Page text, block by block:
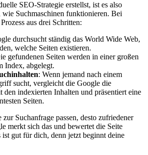
SEO-Strategie erstellst, ist es also
Suchmaschinen funktionieren. Bei
aus drei Schritten:
durchsucht ständig das World Wide Web,
welche Seiten existieren.
gefundenen Seiten werden in einer großen
Index, abgelegt.
: Wenn jemand nach einem
sucht, vergleicht die Google die
den indexierten Inhalten und präsentiert eine
Seiten.
zur Suchanfrage passen, desto zufriedener
merkt sich das und bewertet die Seite
ist gut für dich, denn jetzt beginnt deine